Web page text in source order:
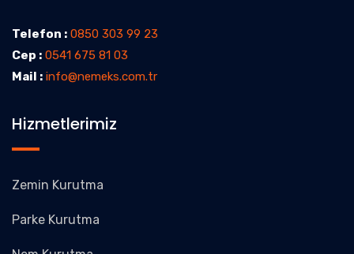
Telefon : 0850 303 99 23
Cep : 0541 675 81 03
Mail : info@nemeks.com.tr
Hizmetlerimiz
Zemin Kurutma
Parke Kurutma